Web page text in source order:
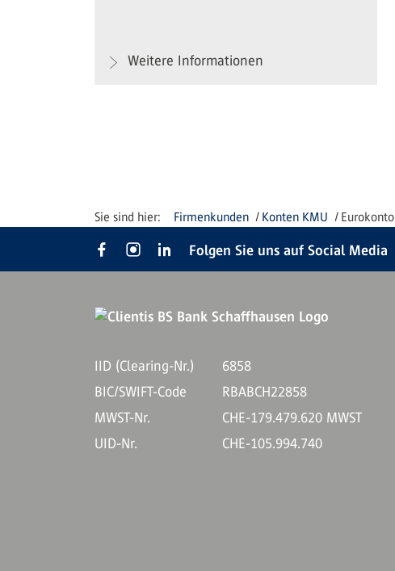
Weitere Informationen
Firmenkunden Konten KMU Eurokonto
Folgen Sie uns auf Social Media
IID (Clearing-Nr.)
6858
BIC/SWIFT-Code
RBABCH22858
MWST-Nr.
CHE-179.479.620 MWST
UID-Nr.
CHE-105.994.740